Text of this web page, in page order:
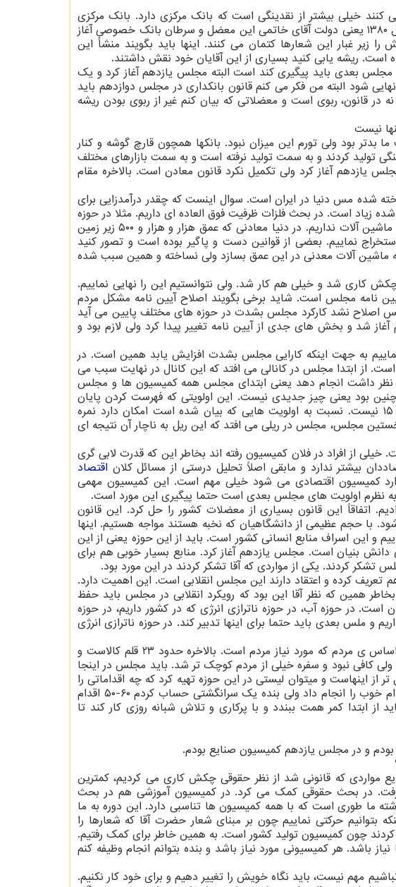
خیلی بیشتر از نقدینگی است که بانک مرکزی دارد. بانک مرکزی
اشرافی ندارد، رها شده است. البته از دوره دوم خرداد در سال ۱۳۸۰ یعنی دولت آقای خاتمی این معضل و سرطان بانک خصوصی آغاز
غبار این شعارها کتمان می کنند. اینها باید بگویند منشأ این
ریشه یابی کنید بسیاری از این آقایان خود نقش داشتند.
مجلس بعدی باید پیگیری کند است البته مجلس یازدهم آغاز کرد و یک
شود البته من فکر می کنم قانون بانکداری در مجلس دوازدهم باید
در قانون، ربوی است و معضلاتی که بیان کنم غیر از ربوی بودن ریشه
نیست
بود ولی تورم این میزان نبود. بانکها همچون قارچ گوشه و کنار
تولید کردند و به سمت تولید نرفته است و به سمت بازارهای مختلف
یازدهم آغاز کرد ولی تکمیل نکرد قانون معادن است. بالاخره مقام
اشاره کنم که ۷ درصد منابع شناخته شده مس دنیا در ایران است. سوال اینست که چقدر درآمدزایی برای
زیاد است. در بحث فلزات ظرفیت فوق العاده ای داریم. مثلا در حوزه
معادن در بحث استخراج معادن با مشکل مواجه هستیم که ماشین آلات نداریم. در دنیا معادنی که عمق هزار و هزار و ۵۰۰ زیر زمین
ما حداکثر ۵۰۰ متر می توانیم استخراج نماییم. بعضی از قوانین دست و پاگیر بوده است و تصور کنید
ماشین آلات معدنی در این عمق بسازد ولی نساخته و همین سبب شده
کاری شد و خیلی هم کار شد. ولی نتوانستیم این را نهایی نماییم.
نامه مجلس است. شاید برخی بگویند اصلاح آیین نامه مشکل مردم
اصلاح نشد کارکرد مجلس بشدت در حوزه های مختلف پایین می آید
شد و بخش های جدی از آیین نامه تغییر پیدا کرد ولی لازم بود و
نماییم به جهت اینکه کارایی مجلس بشدت افزایش یابد همین است. در
از ابتدا مجلس در کانالی می افتد که این کانال در نهایت سبب می
نظر داشت انجام دهد یعنی ابتدای مجلس همه کمیسیون ها و مجلس
بود یعنی چیز جدیدی نیست. این اولویتی که فهرست کردن پایان
مجلس وقتی فهرست می نماییم نمره ۲۰ و حتی ۱۸ و حتی ۱۵ نیست. نسبت به اولویت هایی که بیان شده است امکان دارد نمره
مجلس، مجلس در ریلی می افتد که این ریل به ناچار آن نتیجه ای
از افراد در فلان کمیسیون رفته اند بخاطر این که قدرت لابی گری
اقتصاد
کمیسیون اقتصادی می شود خیلی مهم است. این کمیسیون مهمی
نظرم اولویت های مجلس بعدی است حتما پیگیری این مورد است.
اتفاقاً این قانون بسیاری از معضلات کشور را حل کرد. این قانون
با حجم عظیمی از دانشگاهیان که نخبه هستند مواجه هستیم. اینها
و این اسراف منابع انسانی کشور است. باید از این حوزه یعنی از این
بنیان است. مجلس یازدهم آغاز کرد. منابع بسیار خوبی هم برای
تشکر کردند. یکی از مواردی که آقا تشکر کردند در این مورد بود.
کرده و اعتقاد دارند این مجلس انقلابی است. این اهمیت دارد.
همین که نظر آقا این بود که رویکرد انقلابی در مجلس باید حفظ
در حوزه آب، در حوزه ناترازی انرژی که در کشور داریم، در حوزه
ملس بعدی باید حتما برای اینها تدبیر کند. در حوزه ناترازی انرژی
آسیب این در سفره تک تک مردم اثر دارد، تأمین کالاهای اساس ی مردم که مورد نیاز مردم است. بالاخره حدود ۲۳ قلم کالاست و
کافی نبود و سفره خیلی از مردم کوچک تر شد. باید مجلس در اینجا
اینهاست و میتوان لیستی در این حوزه تهیه کرد که چه اقداماتی را
باید برای مجلس بعدی تدارک دید. مجلس یازدهم چند اقدام خوب را انجام داد ولی بنده یک سرانگشتی حساب کردم ۶۰-۵۰ اقدام
ابتدا کمر همت ببندد و با پرکاری و تلاش شبانه روزی کار کند تا
و در مجلس یازدهم کمیسیون صنایع بودم.
که قانونی شد از نظر حقوقی چکش کاری می کردیم، کمترین
در بحث حقوقی کمک می کرد. در کمیسیون آموزشی هم در بحث
طوری است که با همه کمیسیون ها تناسبی دارد. این دوره به ما
بتوانیم حرکتی نماییم چون بر مبنای شعار حضرت آقا که شعارها را
کردند چون کمیسیون تولید کشور است. به همین خاطر برای کمک رفتیم.
باشد. هر کمیسیونی مورد نیاز باشد و بنده بتوانم انجام وظیفه کنم
مهم نیست، باید نگاه خویش را تغییر دهیم و برای خود کار نکنیم.